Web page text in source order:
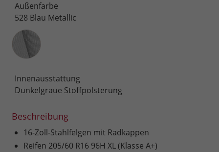
Außenfarbe
528 Blau Metallic
Innenausstattung
Innenausstattung
Dunkelgraue Stoffpolsterung
Beschreibung
16-Zoll-Stahlfelgen mit Radkappen
Reifen 205/60 R16 96H XL (Klasse A+)